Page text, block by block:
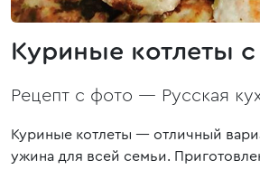
Куриные котлеты
Рецепт с фото — Русская
Куриные котлеты — отличный
ужина для всей семьи.